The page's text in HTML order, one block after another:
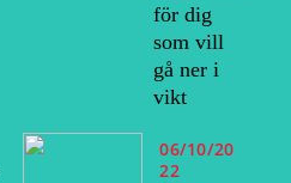
för dig
som vill
gå ner i
vikt
06/10/20
22